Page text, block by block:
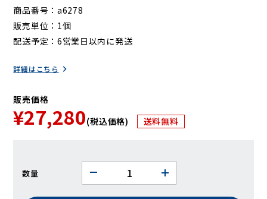
商品番号
a6278
販売単位
1個
配送予定
6営業日以内に発送
詳細はこちら
販売価格
¥27,280(税込価格) 送料無料
数量